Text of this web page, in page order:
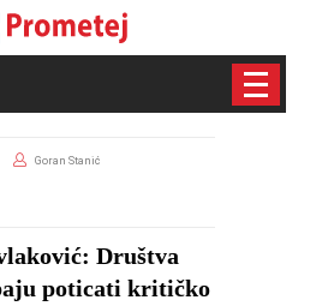
Goran Stanić
Društva
poticati kritičko